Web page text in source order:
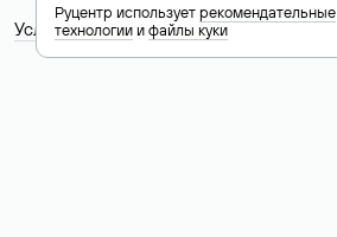
Условия использования Whois-сервиса
Руцентр используетрекомендательные
технологииифайлы куки